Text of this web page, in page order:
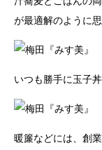
が最適解のように思
いつも勝手に玉子
暖簾などには、創